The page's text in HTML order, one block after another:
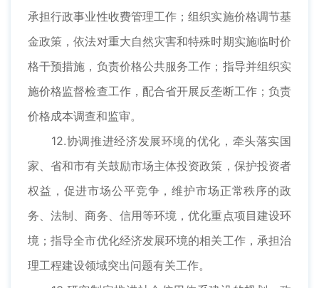
承担行政事业性收费管理工作；组织实施价格调节基
金政策，依法对重大自然灾害和特殊时期实施临时价
格干预措施，负责价格公共服务工作；指导并组织实
施价格监督检查工作，配合省开展反垄断工作；负责
价格成本调查和监审。
12.协调推进经济发展环境的优化，牵头落实国
家、省和市有关鼓励市场主体投资政策，保护投资者
权益，促进市场公平竞争，维护市场正常秩序的政
务、法制、商务、信用等环境，优化重点项目建设环
境；指导全市优化经济发展环境的相关工作，承担治
理工程建设领域突出问题有关工作。